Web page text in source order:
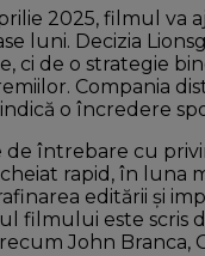
2025, filmul va
luni. Decizia
ci de o strategie
Compania
o încredere
de întrebare cu
rapid, în luna
editării și
filmului este scris
John Branca,